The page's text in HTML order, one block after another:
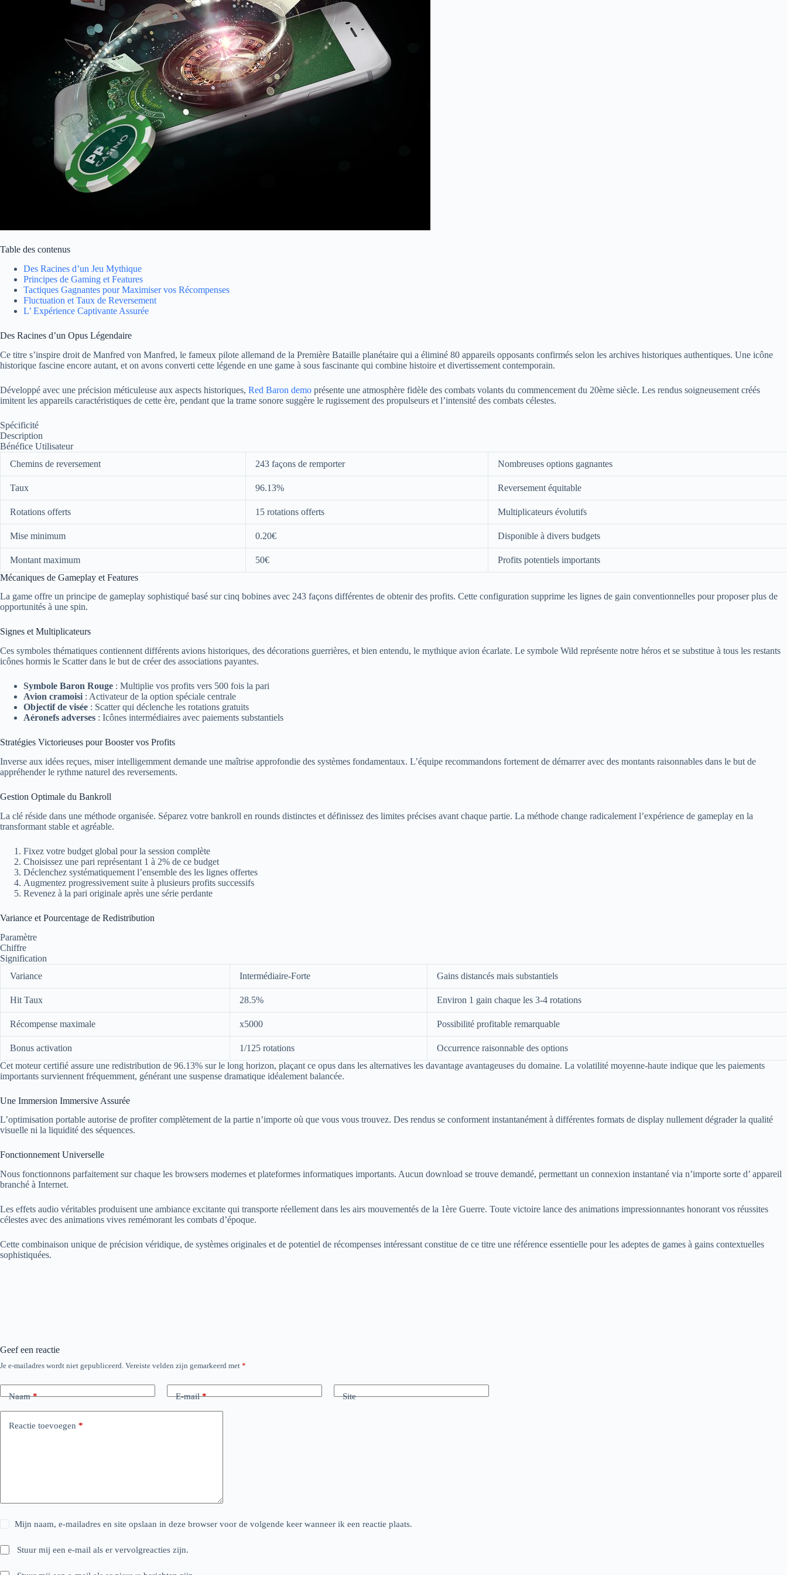
Table des contenus
Des Racines d’un Jeu Mythique
Principes de Gaming et Features
Tactiques Gagnantes pour Maximiser vos Récompenses
Fluctuation et Taux de Reversement
L’ Expérience Captivante Assurée
Des Racines d’un Opus Légendaire
Ce titre s’inspire droit de Manfred von Manfred, le fameux pilote allemand de la Première Bataille planétaire qui a éliminé 80 appareils opposants confirmés selon les archives historiques authentiques. Une icône
historique fascine encore autant, et on avons converti cette légende en une game à sous fascinante qui combine histoire et divertissement contemporain.
Développé avec une précision méticuleuse aux aspects historiques, Red Baron demo présente une atmosphère fidèle des combats volants du commencement du 20ème siècle. Les rendus soigneusement créés
imitent les appareils caractéristiques de cette ère, pendant que la trame sonore suggère le rugissement des propulseurs et l’intensité des combats célestes.
Spécificité
Description
Bénéfice Utilisateur
Chemins de reversement
243 façons de remporter Nombreuses options gagnantes
Taux 96.13% Reversement équitable
Rotations offerts 15 rotations offerts Multiplicateurs évolutifs
Mise minimum 0.20€ Disponible à divers budgets
Montant maximum 50€
Profits potentiels importants
Mécaniques de Gameplay et Features
La game offre un principe de gameplay sophistiqué basé sur cinq bobines avec 243 façons différentes de obtenir des profits. Cette configuration supprime les lignes de gain conventionnelles pour proposer plus de
opportunités à une spin.
Signes et Multiplicateurs
Ces symboles thématiques contiennent différents avions historiques, des décorations guerrières, et bien entendu, le mythique avion écarlate. Le symbole Wild représente notre héros et se substitue à tous les restants
icônes hormis le Scatter dans le but de créer des associations payantes.
Symbole Baron Rouge : Multiplie vos profits vers 500 fois la pari
Avion cramoisi : Activateur de la option spéciale centrale
Objectif de visée : Scatter qui déclenche les rotations gratuits
Aéronefs adverses : Icônes intermédiaires avec paiements substantiels
Stratégies Victorieuses pour Booster vos Profits
Inverse aux idées reçues, miser intelligemment demande une maîtrise approfondie des systèmes fondamentaux. L’équipe recommandons fortement de démarrer avec des montants raisonnables dans le but de
appréhender le rythme naturel des reversements.
Gestion Optimale du Bankroll
La clé réside dans une méthode organisée. Séparez votre bankroll en rounds distinctes et définissez des limites précises avant chaque partie. La méthode change radicalement l’expérience de gameplay en la
transformant stable et agréable.
Fixez votre budget global pour la session complète
Choisissez une pari représentant 1 à 2% de ce budget
Déclenchez systématiquement l’ensemble des les lignes offertes
Augmentez progressivement suite à plusieurs profits successifs
Revenez à la pari originale après une série perdante
Variance et Pourcentage de Redistribution
Paramètre
Chiffre
Signification
Variance
Intermédiaire-Forte Gains distancés mais substantiels
Hit Taux 28.5% Environ 1 gain chaque les 3-4 rotations
Récompense maximale x5000 Possibilité profitable remarquable
Bonus activation 1/125 rotations
Occurrence raisonnable des options
Cet moteur certifié assure une redistribution de 96.13% sur le long horizon, plaçant ce opus dans les alternatives les davantage avantageuses du domaine. La volatilité moyenne-haute indique que les paiements
importants surviennent fréquemment, générant une suspense dramatique idéalement balancée.
Une Immersion Immersive Assurée
L’optimisation portable autorise de profiter complètement de la partie n’importe où que vous vous trouvez. Des rendus se conforment instantanément à différentes formats de display nullement dégrader la qualité
visuelle ni la liquidité des séquences.
Fonctionnement Universelle
Nous fonctionnons parfaitement sur chaque les browsers modernes et plateformes informatiques importants. Aucun download se trouve demandé, permettant un connexion instantané via n’importe sorte d’ appareil
branché à Internet.
Les effets audio véritables produisent une ambiance excitante qui transporte réellement dans les airs mouvementés de la 1ère Guerre. Toute victoire lance des animations impressionnantes honorant vos réussites
célestes avec des animations vives remémorant les combats d’époque.
Cette combinaison unique de précision véridique, de systèmes originales et de potentiel de récompenses intéressant constitue de ce titre une référence essentielle pour les adeptes de games à gains contextuelles
sophistiquées.
Geef een reactie
Je e-mailadres wordt niet gepubliceerd. Vereiste velden zijn gemarkeerd met *
Naam* E-mail* Site
Reactie toevoegen *
Mijn naam, e-mailadres en site opslaan in deze browser voor de volgende keer wanneer ik een reactie plaats.
Stuur mij een e-mail als er vervolgreacties zijn.